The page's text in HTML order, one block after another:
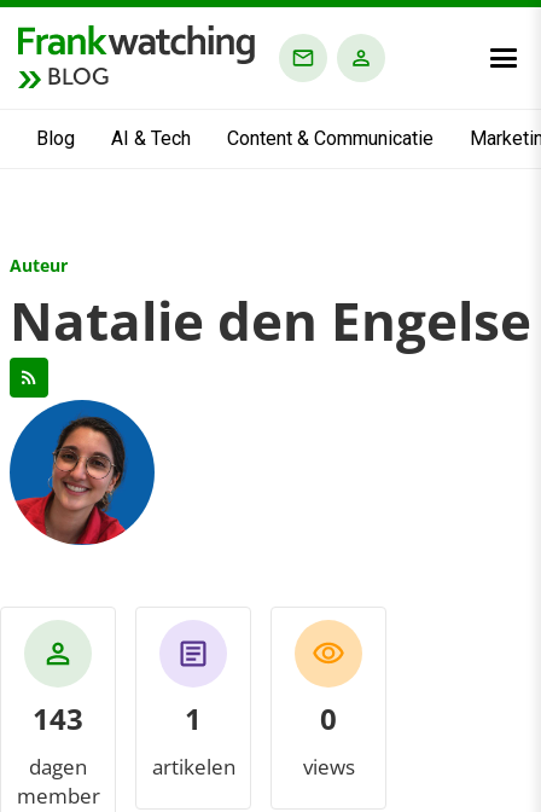
BLOG
Blog AI & Tech Content & Communicatie
Auteur
Natalie den Engelse
143
dagen
member
1
artikelen
0
views